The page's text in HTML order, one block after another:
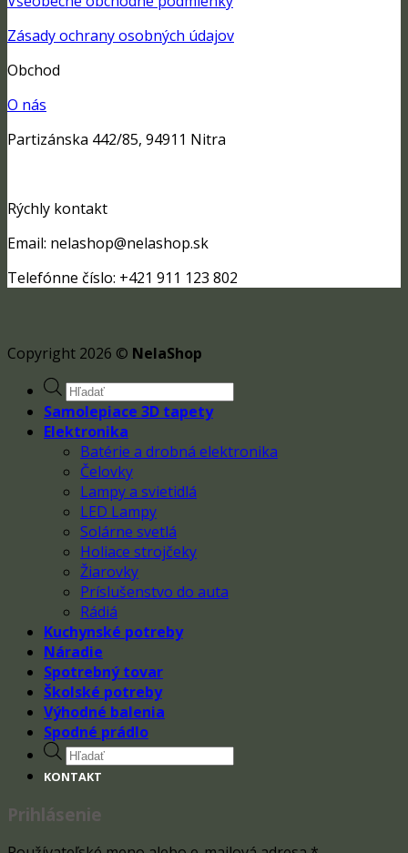
Zásady ochrany osobných údajov
Obchod
O nás
Partizánska 442/85, 94911 Nitra
Rýchly kontakt
Email: nelashop@nelashop.sk
Telefónne číslo: +421 911 123 802
Copyright 2026 © NelaShop
Products
search
Samolepiace 3D tapety
Elektronika
Batérie a drobná elektronika
Čelovky
Lampy a svietidlá
LED Lampy
Solárne svetlá
Holiace strojčeky
Žiarovky
Príslušenstvo do auta
Rádiá
Kuchynské potreby
Náradie
Spotrebný tovar
Školské potreby
Výhodné balenia
Spodné prádlo
Products
search
KONTAKT
Prihlásenie